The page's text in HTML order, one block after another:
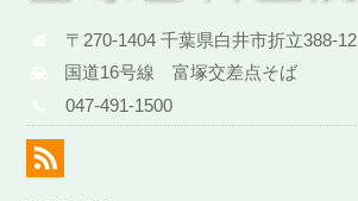
〒270-1404 千葉県白井市折立388-12
国道16号線 富塚交差点そば
047-491-1500